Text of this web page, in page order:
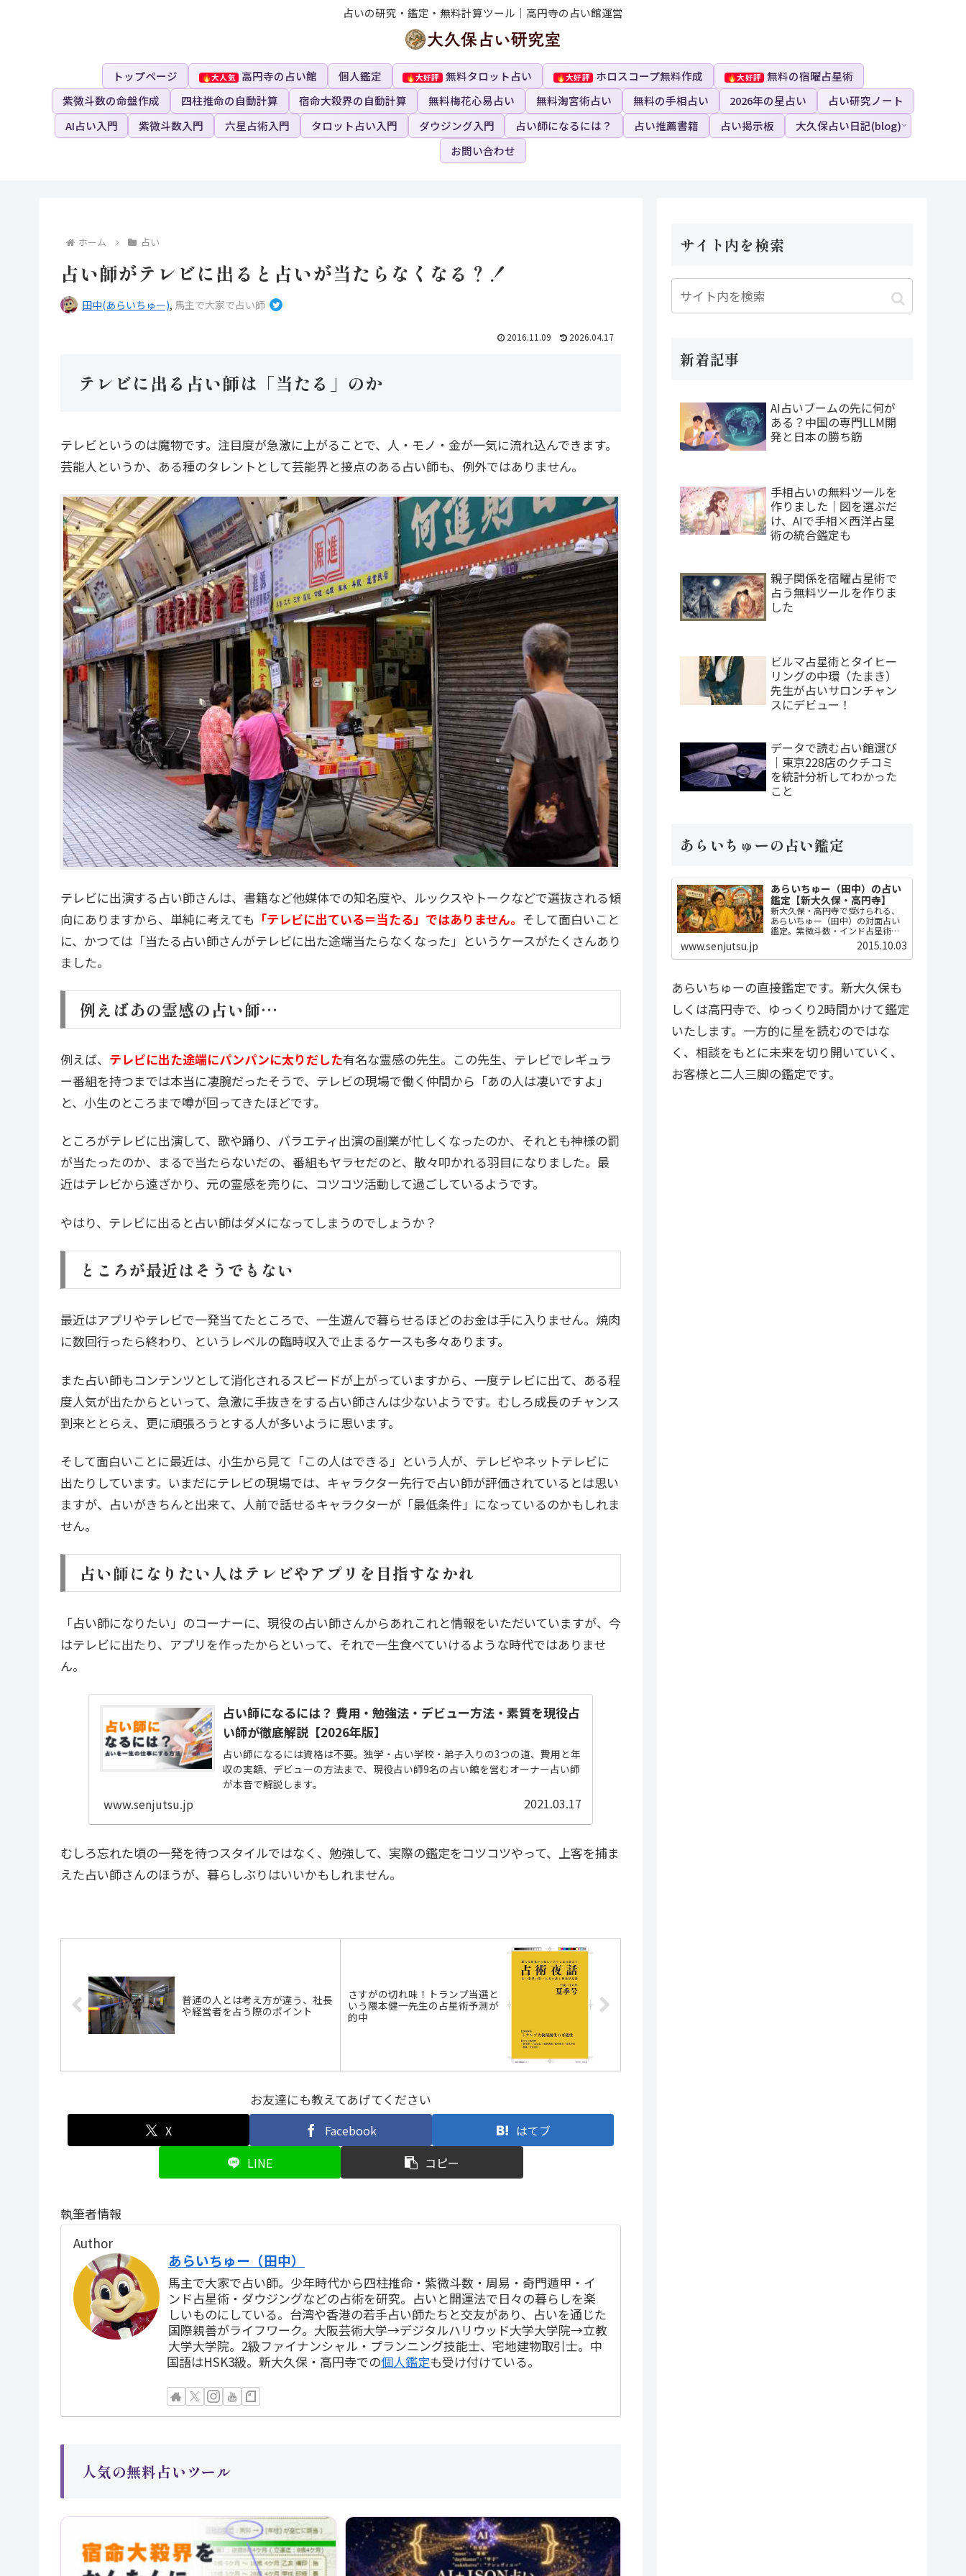
占いの研究・鑑定・無料計算ツール｜高円寺の占い館運営
トップページ 高円寺の占い館 個人鑑定 無料タロット占い ホロスコープ無料作成
無料の宿曜占星術
紫微斗数の命盤作成
四柱推命の自動計算 宿命大殺界の自動計算 無料梅花心易占い 無料淘宮術占い 無料の手相占い 2026年の星占い
占い研究ノート
AI占い入門
紫微斗数入門 六星占術入門 タロット占い入門 ダウジング入門 占い師になるには？ 占い推薦書籍 占い掲示板
大久保占い日記(blog)
お問い合わせ
ホーム 占い
占い師がテレビに出ると占いが当たらなくなる？！
田中(あらいちゅー), 馬主で大家で占い師
2016.11.09 2026.04.17
テレビに出る占い師は「当たる」のか
テレビというのは魔物です。注目度が急激に上がることで、人・モノ・金が一気に流れ込んできます。
芸能人というか、ある種のタレントとして芸能界と接点のある占い師も、例外ではありません。
テレビに出演する占い師さんは、書籍など他媒体での知名度や、ルックスやトークなどで選抜される傾
向にありますから、単純に考えても 「テレビに出ている＝当たる」ではありません。 そして面白いこと
に、かつては「当たる占い師さんがテレビに出た途端当たらなくなった」というケースがたくさんあり
ました。
例えばあの霊感の占い師…
例えば、 テレビに出た途端にパンパンに太りだした有名な霊感の先生。この先生、テレビでレギュラ
ー番組を持つまでは本当に凄腕だったそうで、テレビの現場で働く仲間から「あの人は凄いですよ」
と、小生のところまで噂が回ってきたほどです。
ところがテレビに出演して、歌や踊り、バラエティ出演の副業が忙しくなったのか、それとも神様の罰
が当たったのか、まるで当たらないだの、番組もヤラセだのと、散々叩かれる羽目になりました。最
近はテレビから遠ざかり、元の霊感を売りに、コツコツ活動して過ごしているようです。
やはり、テレビに出ると占い師はダメになってしまうのでしょうか？
ところが最近はそうでもない
最近はアプリやテレビで一発当てたところで、一生遊んで暮らせるほどのお金は手に入りません。焼肉
に数回行ったら終わり、というレベルの臨時収入で止まるケースも多々あります。
また占い師もコンテンツとして消化されるスピードが上がっていますから、一度テレビに出て、ある程
度人気が出たからといって、急激に手抜きをする占い師さんは少ないようです。むしろ成長のチャンス
到来ととらえ、更に頑張ろうとする人が多いように思います。
そして面白いことに最近は、小生から見て「この人はできる」という人が、テレビやネットテレビに
出たりしています。いまだにテレビの現場では、キャラクター先行で占い師が評価されているとは思い
ますが、占いがきちんと出来て、人前で話せるキャラクターが「最低条件」になっているのかもしれま
せん。
占い師になりたい人はテレビやアプリを目指すなかれ
「占い師になりたい」のコーナーに、現役の占い師さんからあれこれと情報をいただいていますが、今
はテレビに出たり、アプリを作ったからといって、それで一生食べていけるような時代ではありませ
ん。
占い師になるには？ 費用・勉強法・デビュー方法・素質を現役占
い師が徹底解説【2026年版】
占い師になるには資格は不要。独学・占い学校・弟子入りの3つの道、費用と年
収の実額、デビューの方法まで、現役占い師9名の占い館を営むオーナー占い師
が本音で解説します。
www.senjutsu.jp 2021.03.17
むしろ忘れた頃の一発を待つスタイルではなく、勉強して、実際の鑑定をコツコツやって、上客を捕ま
えた占い師さんのほうが、暮らしぶりはいいかもしれません。
普通の人とは考え方が違う、社長
や経営者を占う際のポイント
さすがの切れ味！トランプ当選と
いう隈本健一先生の占星術予測が
的中
お友達にも教えてあげてください
X Facebook
はてブ
LINE
コピー
執筆者情報
Author
あらいちゅー（田中）
馬主で大家で占い師。少年時代から四柱推命・紫微斗数・周易・奇門遁甲・イ
ンド占星術・ダウジングなどの占術を研究。占いと開運法で日々の暮らしを楽
しいものにしている。台湾や香港の若手占い師たちと交友があり、占いを通じた
国際親善がライフワーク。大阪芸術大学→デジタルハリウッド大学大学院→立教
大学大学院。2級ファイナンシャル・プランニング技能士、宅地建物取引士。中
国語はHSK3級。新大久保・高円寺での個人鑑定も受け付けている。
人気の無料占いツール
サイト内を検索
新着記事
AI占いブームの先に何が
ある？中国の専門LLM開
発と日本の勝ち筋
手相占いの無料ツールを
作りました｜図を選ぶだ
け、AIで手相×西洋占星
術の統合鑑定も
親子関係を宿曜占星術で
占う無料ツールを作りま
した
ビルマ占星術とタイヒー
リングの中環（たまき）
先生が占いサロンチャン
スにデビュー！
データで読む占い館選び
｜東京228店のクチコミ
を統計分析してわかった
こと
あらいちゅーの占い鑑定
あらいちゅー（田中）の占い
鑑定【新大久保・高円寺】
新大久保・高円寺で受けられる、
あらいちゅー（田中）の対面占い
鑑定。紫微斗数・インド占星術・
ダウジングで2時間かけてじっくり
占い、開運指導までセット。
MBA・FP・宅建士の実務知識に基
す。
www.senjutsu.jp 2015.10.03
あらいちゅーの直接鑑定です。新大久保も
しくは高円寺で、ゆっくり2時間かけて鑑定
いたします。一方的に星を読むのではな
く、相談をもとに未来を切り開いていく、
お客様と二人三脚の鑑定です。